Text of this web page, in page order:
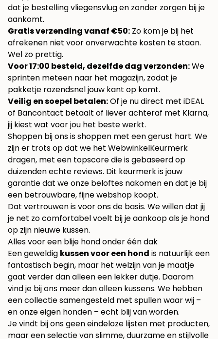
dat je bestelling vliegensvlug en zonder zorgen bij je
aankomt.
Gratis verzending vanaf €50: Zo kom je bij het
afrekenen niet voor onverwachte kosten te staan.
Wel zo prettig.
Voor 17:00 besteld, dezelfde dag verzonden:We
sprinten meteen naar het magazijn, zodat je
pakketje razendsnel jouw kant op komt.
Veilig en soepel betalen:Of je nu direct met iDEAL
of Bancontact betaalt of liever achteraf met Klarna,
jij kiest wat voor jou het beste werkt.
Shoppen bij ons is shoppen met een gerust hart. We
zijn er trots op dat we het WebwinkelKeurmerk
dragen, met een topscore die is gebaseerd op
duizenden echte reviews. Dit keurmerk is jouw
garantie dat we onze beloftes nakomen en dat je bij
een betrouwbare, fijne webshop koopt.
Dat vertrouwen is voor ons de basis. We willen dat jij
je net zo comfortabel voelt bij je aankoop als je hond
op zijn nieuwe kussen.
Alles voor een blije hond onder één dak
Een geweldig kussen voor een hond is natuurlijk een
fantastisch begin, maar het welzijn van je maatje
gaat verder dan alleen een lekker dutje. Daarom
vind je bij ons meer dan alleen kussens. We hebben
een collectie samengesteld met spullen waar wij –
en onze eigen honden – echt blij van worden.
Je vindt bij ons geen eindeloze lijsten met producten,
maar een selectie van slimme, duurzame en stijlvolle